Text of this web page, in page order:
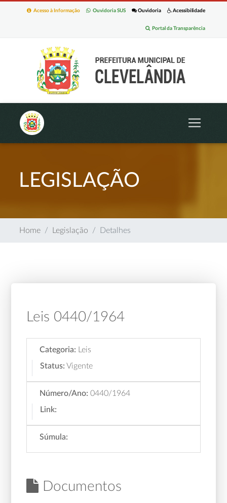
Acessibilidade
Ouvidoria
Ouvidoria SUS
Acesso à Informação
Portal da Transparência
LEGISLAÇÃO
Home Legislação Detalhes
Leis 0440/1964
Categoria:
Leis
Status: Vigente
Número/Ano: 0440/1964
Link:
Súmula:
Documentos